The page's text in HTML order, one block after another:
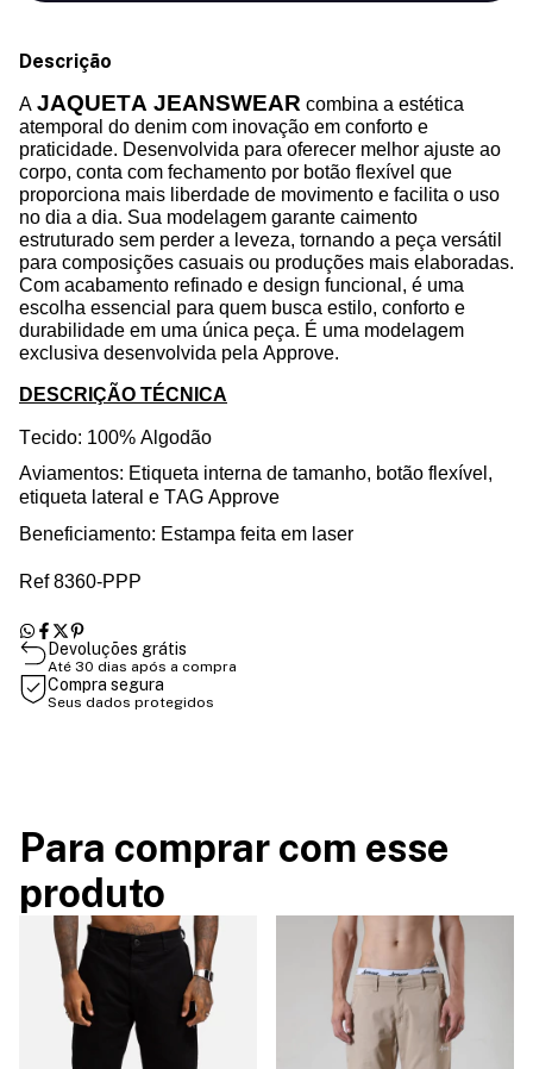
Descrição
A JAQUETA JEANSWEAR combina a estética
atemporal do denim com inovação em conforto e
praticidade. Desenvolvida para oferecer melhor ajuste ao
corpo, conta com fechamento por botão flexível que
proporciona mais liberdade de movimento e facilita o uso
no dia a dia. Sua modelagem garante caimento
estruturado sem perder a leveza, tornando a peça versátil
para composições casuais ou produções mais elaboradas.
Com acabamento refinado e design funcional, é uma
escolha essencial para quem busca estilo, conforto e
durabilidade em uma única peça. É uma modelagem
exclusiva desenvolvida pela Approve.
DESCRIÇÃO TÉCNICA
Tecido: 100% Algodão
Aviamentos: Etiqueta interna de tamanho, botão flexível,
etiqueta lateral e TAG Approve
Beneficiamento: Estampa feita em laser
Ref 8360-PPP
Devoluções grátis
Até 30 dias após a compra
Compra segura
Seus dados protegidos
Para comprar com esse
produto